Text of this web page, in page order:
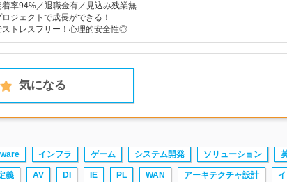
率94%／退職金有／見込み残業無
ジェクトで成長ができる！
トレスフリー！心理的安全性◎
気になる
インフラ ゲーム システム開発 ソリューション
義 AV DI IE PL WAN アーキテクチャ設計